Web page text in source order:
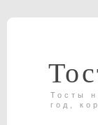
Тосты
год,